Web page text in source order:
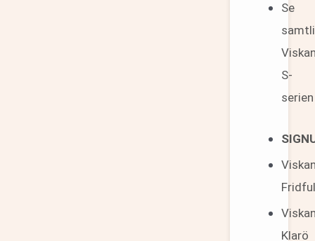
Se
S-
serien
Klarö